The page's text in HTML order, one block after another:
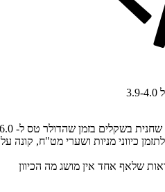
טס ל- 6.0 ועכשיו השקלים שלך קונים פחות?
כיווני מניות ושערי מט"ח, קונה על
שלאף אחד אין מושג מה הכיוון